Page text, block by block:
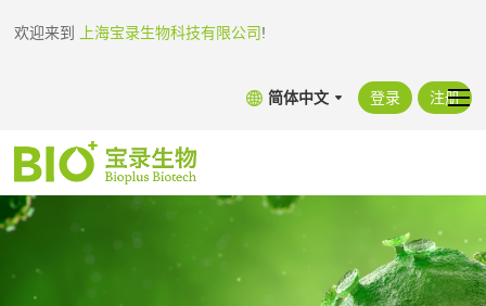
欢迎来到 上海宝录生物科技有限公司!
简体中文 登录 注册